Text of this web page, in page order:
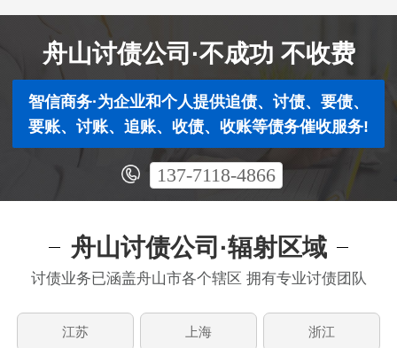
舟山讨债公司·不成功 不收费
智信商务·为企业和个人提供追债、讨债、要债、
要账、讨账、追账、收债、收账等债务催收服务!
137-7118-4866
舟山讨债公司·辐射区域
讨债业务已涵盖舟山市各个辖区 拥有专业讨债团队
江苏 上海 浙江